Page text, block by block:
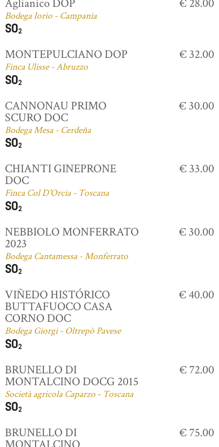
Aglianico DOP
Bodega Iorio - Campania
€ 28.00
MONTEPULCIANO DOP
Finca Ulisse - Abruzzo
€ 32.00
CANNONAU PRIMO
SCURO DOC
Bodega Mesa - Cerdeña
€ 30.00
CHIANTI GINEPRONE
DOC
Finca Col D'Orcia - Toscana
€ 33.00
NEBBIOLO MONFERRATO
2023
Bodega Cantamessa - Monferrato
€ 30.00
VIÑEDO HISTÓRICO
BUTTAFUOCO CASA
CORNO DOC
Bodega Giorgi - Oltrepò Pavese
€ 40.00
BRUNELLO DI
MONTALCINO DOCG 2015
Società agricola Caparzo - Toscana
€ 72.00
BRUNELLO DI € 75.00